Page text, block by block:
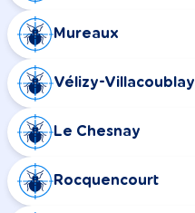
Mureaux
Vélizy-Villacoublay
Le Chesnay
Rocquencourt